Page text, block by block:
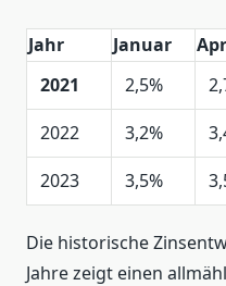
Jahr Januar
2021
2,5%
2022
3,2%
2023
3,5%
Die historische
Jahre zeigt einen